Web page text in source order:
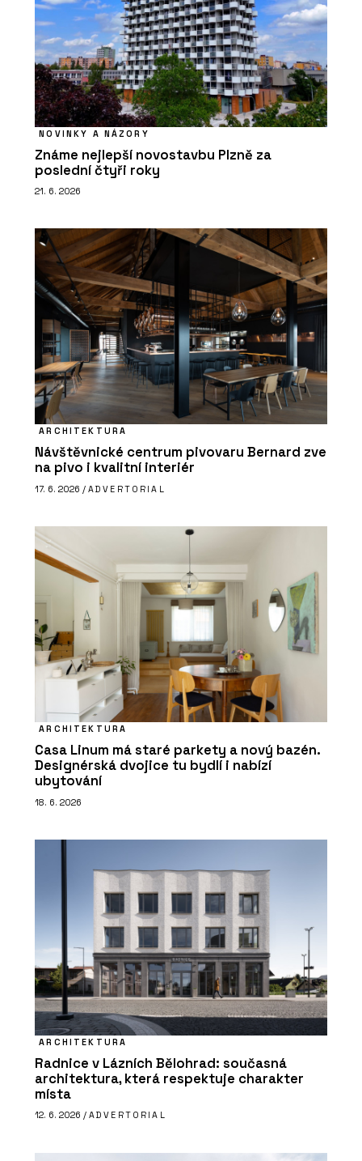
NOVINKY A NÁZORY
Známe nejlepší novostavbu Plzně za
poslední čtyři roky
21. 6. 2026
ARCHITEKTURA
Návštěvnické centrum pivovaru Bernard zve
na pivo i kvalitní interiér
17. 6. 2026 / ADVERTORIAL
ARCHITEKTURA
Casa Linum má staré parkety a nový bazén.
Designérská dvojice tu bydlí i nabízí
ubytování
18. 6. 2026
ARCHITEKTURA
Radnice v Lázních Bělohrad: současná
architektura, která respektuje charakter
místa
12. 6. 2026 / ADVERTORIAL